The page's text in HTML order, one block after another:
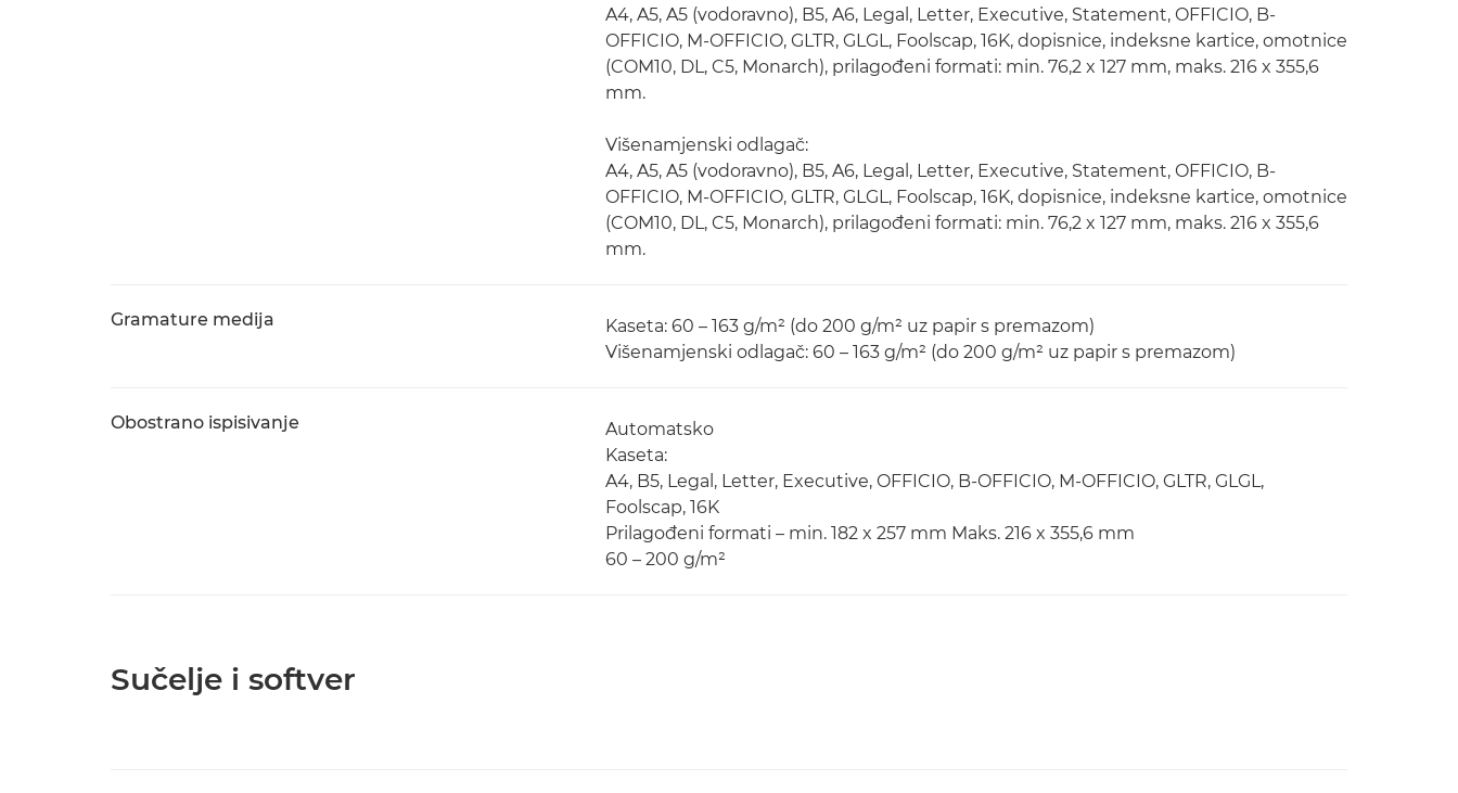
A4, A5, A5 (vodoravno), B5, A6, Legal, Letter, Executive, Statement, OFFICIO, B-
OFFICIO, M-OFFICIO, GLTR, GLGL, Foolscap, 16K, dopisnice, indeksne kartice, omotnice
(COM10, DL, C5, Monarch), prilagođeni formati: min. 76,2 x 127 mm, maks. 216 x 355,6
mm.
Višenamjenski odlagač:
A4, A5, A5 (vodoravno), B5, A6, Legal, Letter, Executive, Statement, OFFICIO, B-
OFFICIO, M-OFFICIO, GLTR, GLGL, Foolscap, 16K, dopisnice, indeksne kartice, omotnice
(COM10, DL, C5, Monarch), prilagođeni formati: min. 76,2 x 127 mm, maks. 216 x 355,6
mm.
Gramature medija
Kaseta: 60 – 163 g/m² (do 200 g/m² uz papir s premazom)
Višenamjenski odlagač: 60 – 163 g/m² (do 200 g/m² uz papir s premazom)
Obostrano ispisivanje
Automatsko
Kaseta:
A4, B5, Legal, Letter, Executive, OFFICIO, B-OFFICIO, M-OFFICIO, GLTR, GLGL,
Foolscap, 16K
Prilagođeni formati – min. 182 x 257 mm Maks. 216 x 355,6 mm
60 – 200 g/m²
Sučelje i softver